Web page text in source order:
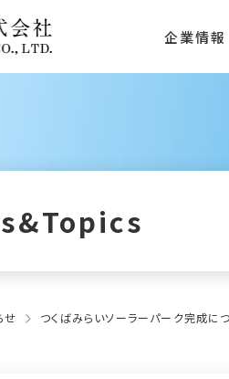
企業情報
せ つくばみらいソーラーパーク完成に